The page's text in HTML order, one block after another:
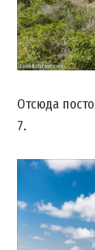
Отсюда
7.